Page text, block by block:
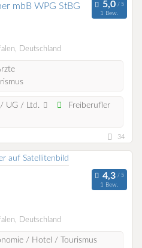
mbB WPG StBG
1 Bew.
Deutschland
UG / Ltd.
Freiberufler
34
1 Bew.
Deutschland
/ Hotel / Tourismus